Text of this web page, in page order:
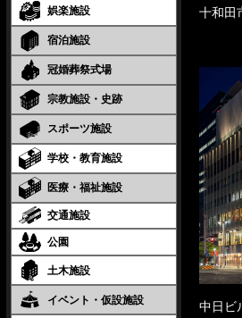
娯楽施設
宿泊施設
冠婚葬祭式場
宗教施設・史跡
スポーツ施設
学校・教育施設
医療・福祉施設
交通施設
公園
土木施設
イベント・仮設施設
十和田
中日ビ